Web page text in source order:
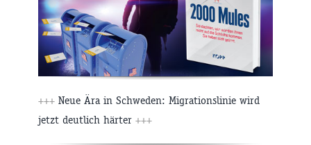
+++ Neue Ära in Schweden: Migrationslinie wird
jetzt deutlich härter +++